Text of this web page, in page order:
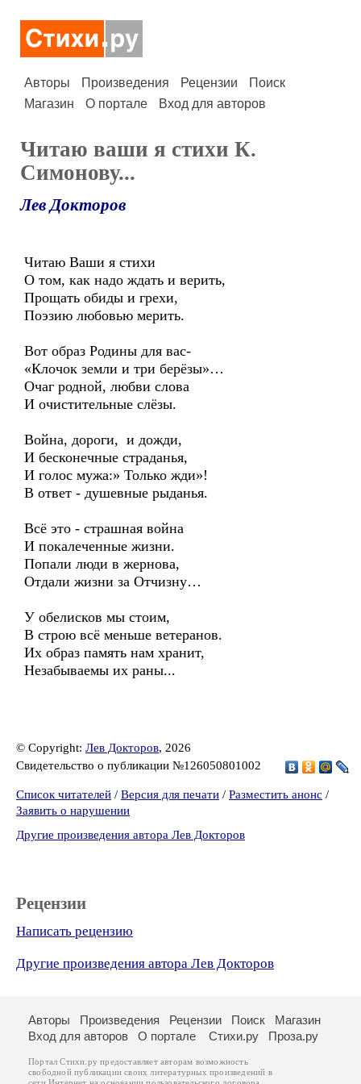
Авторы Произведения Рецензии
Поиск
Магазин
О портале Вход для авторов
Читаю ваши я стихи К.
Симонову...
Лев Докторов
Читаю Ваши я стихи
О том, как надо ждать и верить,
Прощать обиды и грехи,
Поэзию любовью мерить.
Вот образ Родины для вас-
«Клочок земли и три берёзы»…
Очаг родной, любви слова
И очистительные слёзы.
Война, дороги, и дожди,
И бесконечные страданья,
И голос мужа:» Только жди»!
В ответ - душевные рыданья.
Всё это - страшная война
И покалеченные жизни.
Попали люди в жернова,
Отдали жизни за Отчизну…
У обелисков мы стоим,
В строю всё меньше ветеранов.
Их образ память нам хранит,
Незабываемы их раны...
© Copyright: Лев Докторов, 2026
Свидетельство о публикации №126050801002
Список читателей / Версия для печати / Разместить анонс /
Заявить о нарушении
Другие произведения автора Лев Докторов
Рецензии
Написать рецензию
Другие произведения автора Лев Докторов
Авторы Произведения Рецензии Поиск
Магазин
Вход для авторов
О портале Стихи.ру Проза.ру
Портал Стихи.ру предоставляет авторам возможность
свободной публикации своих литературных произведений в